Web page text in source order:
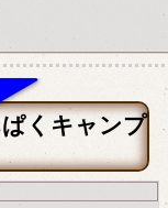
くキャンプ